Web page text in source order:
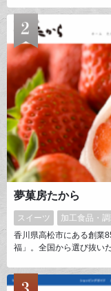
夢菓房たから
スイーツ 加工食品・
香川県高松市にある創業
福」。全国から選び抜い
の手づくり餡を真骨頂と
を映した新しい味の探